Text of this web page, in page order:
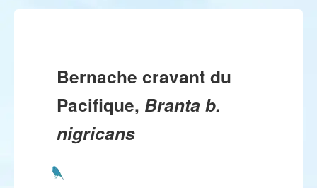
Bernache cravant du
Pacifique, Branta b.
nigricans